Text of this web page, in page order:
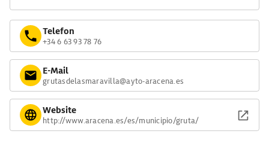
Telefon
+34 6 63 93 78 76
E-Mail
grutasdelasmaravilla@ayto-aracena.es
Website
http://www.aracena.es/es/municipio/gruta/